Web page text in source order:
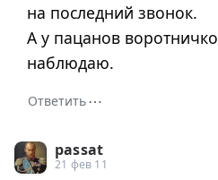
на последний звонок.
А у пацанов
наблюдаю.
Ответить⋯
passat
21 фев 11